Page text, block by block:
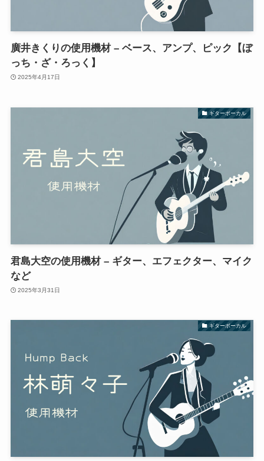
廣井きくりの使用機材 – ベース、アンプ、ピック【ぼ
っち・ざ・ろっく】
2025年4月17日
ギターボーカル
君島大空の使用機材 – ギター、エフェクター、マイク
など
2025年3月31日
ギターボーカル